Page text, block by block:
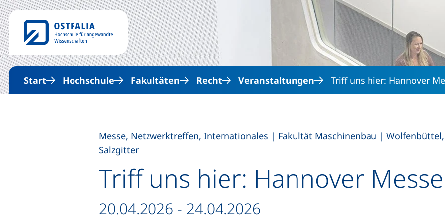
Direkt zum Inhalt
Start Hochschule Fakultäten Recht Veranstaltungen Triff uns hier: Hannover
Triff uns hier: Hannover Messe
Messe, Netzwerktreffen, Internationales | Fakultät Maschinenbau |
Salzgitter
Datum / Dauer:
20.04.2026 - 24.04.2026